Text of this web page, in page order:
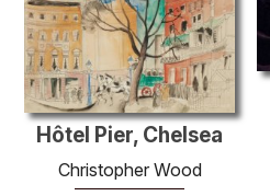
Hôtel Pier, Chelsea
Christopher Wood